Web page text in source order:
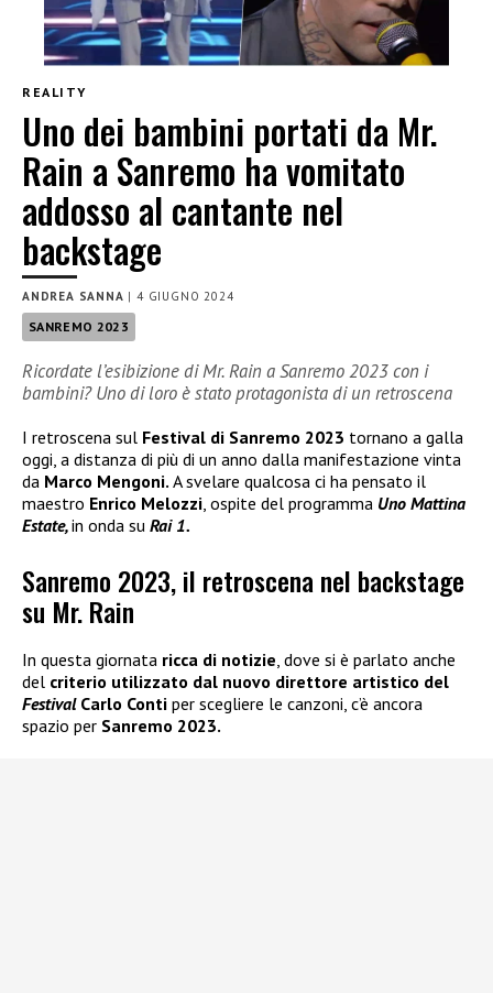
REALITY
Uno dei bambini portati da Mr.
Rain a Sanremo ha vomitato
addosso al cantante nel
backstage
ANDREA SANNA |4 GIUGNO 2024
SANREMO 2023
Ricordate l’esibizione di Mr. Rain a Sanremo 2023 con i
bambini? Uno di loro è stato protagonista di un retroscena
I retroscena sul Festival di Sanremo 2023 tornano a galla
oggi, a distanza di più di un anno dalla manifestazione vinta
da Marco Mengoni. A svelare qualcosa ci ha pensato il
maestro Enrico Melozzi , ospite del programma Uno Mattina
Estate,in onda su Rai 1.
Sanremo 2023, il retroscena nel backstage
su Mr. Rain
In questa giornata ricca di notizie , dove si è parlato anche
del criterio utilizzato dal nuovo direttore artistico del
Festival Carlo Conti per scegliere le canzoni, c’è ancora
spazio per Sanremo 2023.